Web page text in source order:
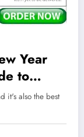
Year
to
it's also the best